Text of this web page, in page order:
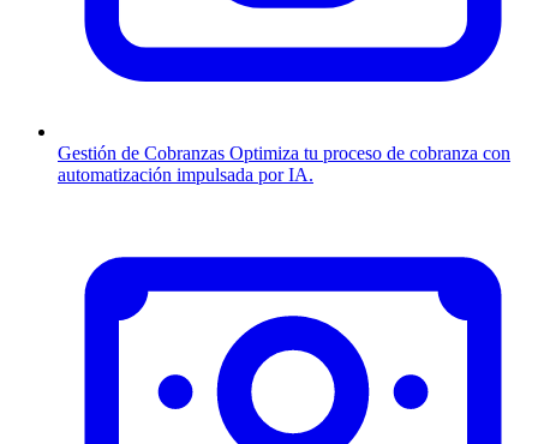
Gestión de Cobranzas Optimiza tu proceso de cobranza con
automatización impulsada por IA.